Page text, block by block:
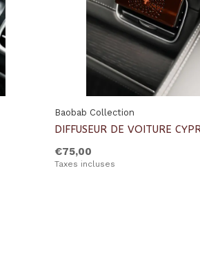
Baobab Collection
DIFFUSEUR DE VOITURE
€75,00
Taxes incluses